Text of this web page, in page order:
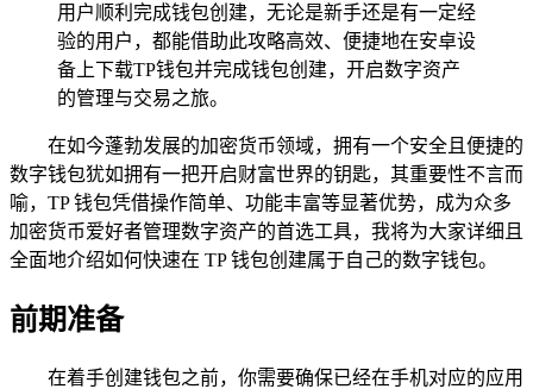
用户顺利完成钱包创建，无论是新手还是有一定经
验的用户，都能借助此攻略高效、便捷地在安卓设
备上下载TP钱包并完成钱包创建，开启数字资产
的管理与交易之旅。
在如今蓬勃发展的加密货币领域，拥有一个安全且便捷的
数字钱包犹如拥有一把开启财富世界的钥匙，其重要性不言而
喻，TP 钱包凭借操作简单、功能丰富等显著优势，成为众多
加密货币爱好者管理数字资产的首选工具，我将为大家详细且
全面地介绍如何快速在 TP 钱包创建属于自己的数字钱包。
前期准备
在着手创建钱包之前，你需要确保已经在手机对应的应用